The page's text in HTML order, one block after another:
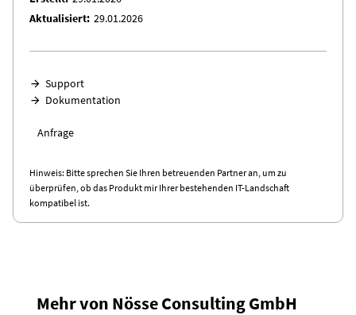
Aktualisiert 29.01.2026
Support
Dokumentation
Anfrage
Hinweis: Bitte sprechen Sie Ihren betreuenden Partner an, um zu
überprüfen, ob das Produkt mir Ihrer bestehenden IT-Landschaft
kompatibel ist.
Mehr von Nösse Consulting GmbH